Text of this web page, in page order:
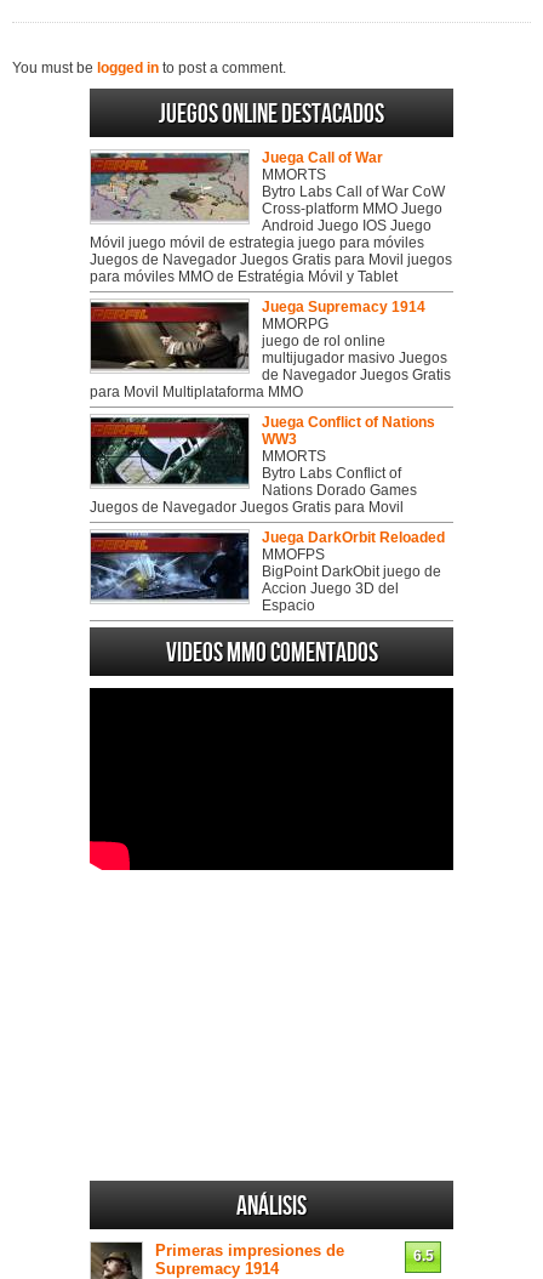
You must be logged in to post a comment.
Juegos online destacados
Juega Call of War
MMORTS
Bytro Labs Call of War CoW
Cross-platform MMO Juego
Android Juego IOS Juego
Móvil juego móvil de estrategia juego para móviles
Juegos de Navegador Juegos Gratis para Movil juegos
para móviles MMO de Estratégia Móvil y Tablet
Juega Supremacy 1914
MMORPG
juego de rol online
multijugador masivo Juegos
de Navegador Juegos Gratis
para Movil Multiplataforma MMO
Juega Conflict of Nations
WW3
MMORTS
Bytro Labs Conflict of
Nations Dorado Games
Juegos de Navegador Juegos Gratis para Movil
Juega DarkOrbit Reloaded
MMOFPS
BigPoint DarkObit juego de
Accion Juego 3D del
Espacio
Videos MMO Comentados
Análisis
Primeras impresiones de
Supremacy 1914
6.5